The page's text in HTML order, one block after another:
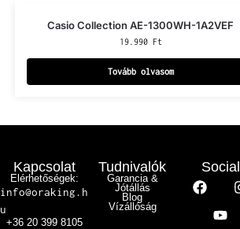
Casio Collection AE-1300WH-1A2VEF
19.990 Ft
Tovább olvasom
Kapcsolat
Elérhetőségek:
info@oraking.h
u
+36 20 399 8105
Tudnivalók
Garancia &
Jótállás
Blog
Vízállóság
Social